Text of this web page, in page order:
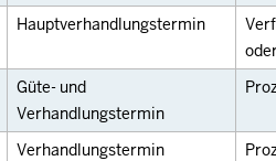
Hauptverhandlungstermin
Güte- und
Verhandlungstermin
Verhandlungstermin